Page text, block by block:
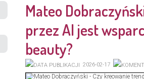
Mateo
przez AI jest
beauty?
2026-02-17